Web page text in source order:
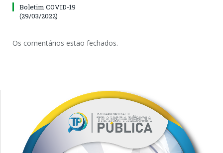
Boletim COVID-19
(29/03/2022)
Os comentários estão fechados.